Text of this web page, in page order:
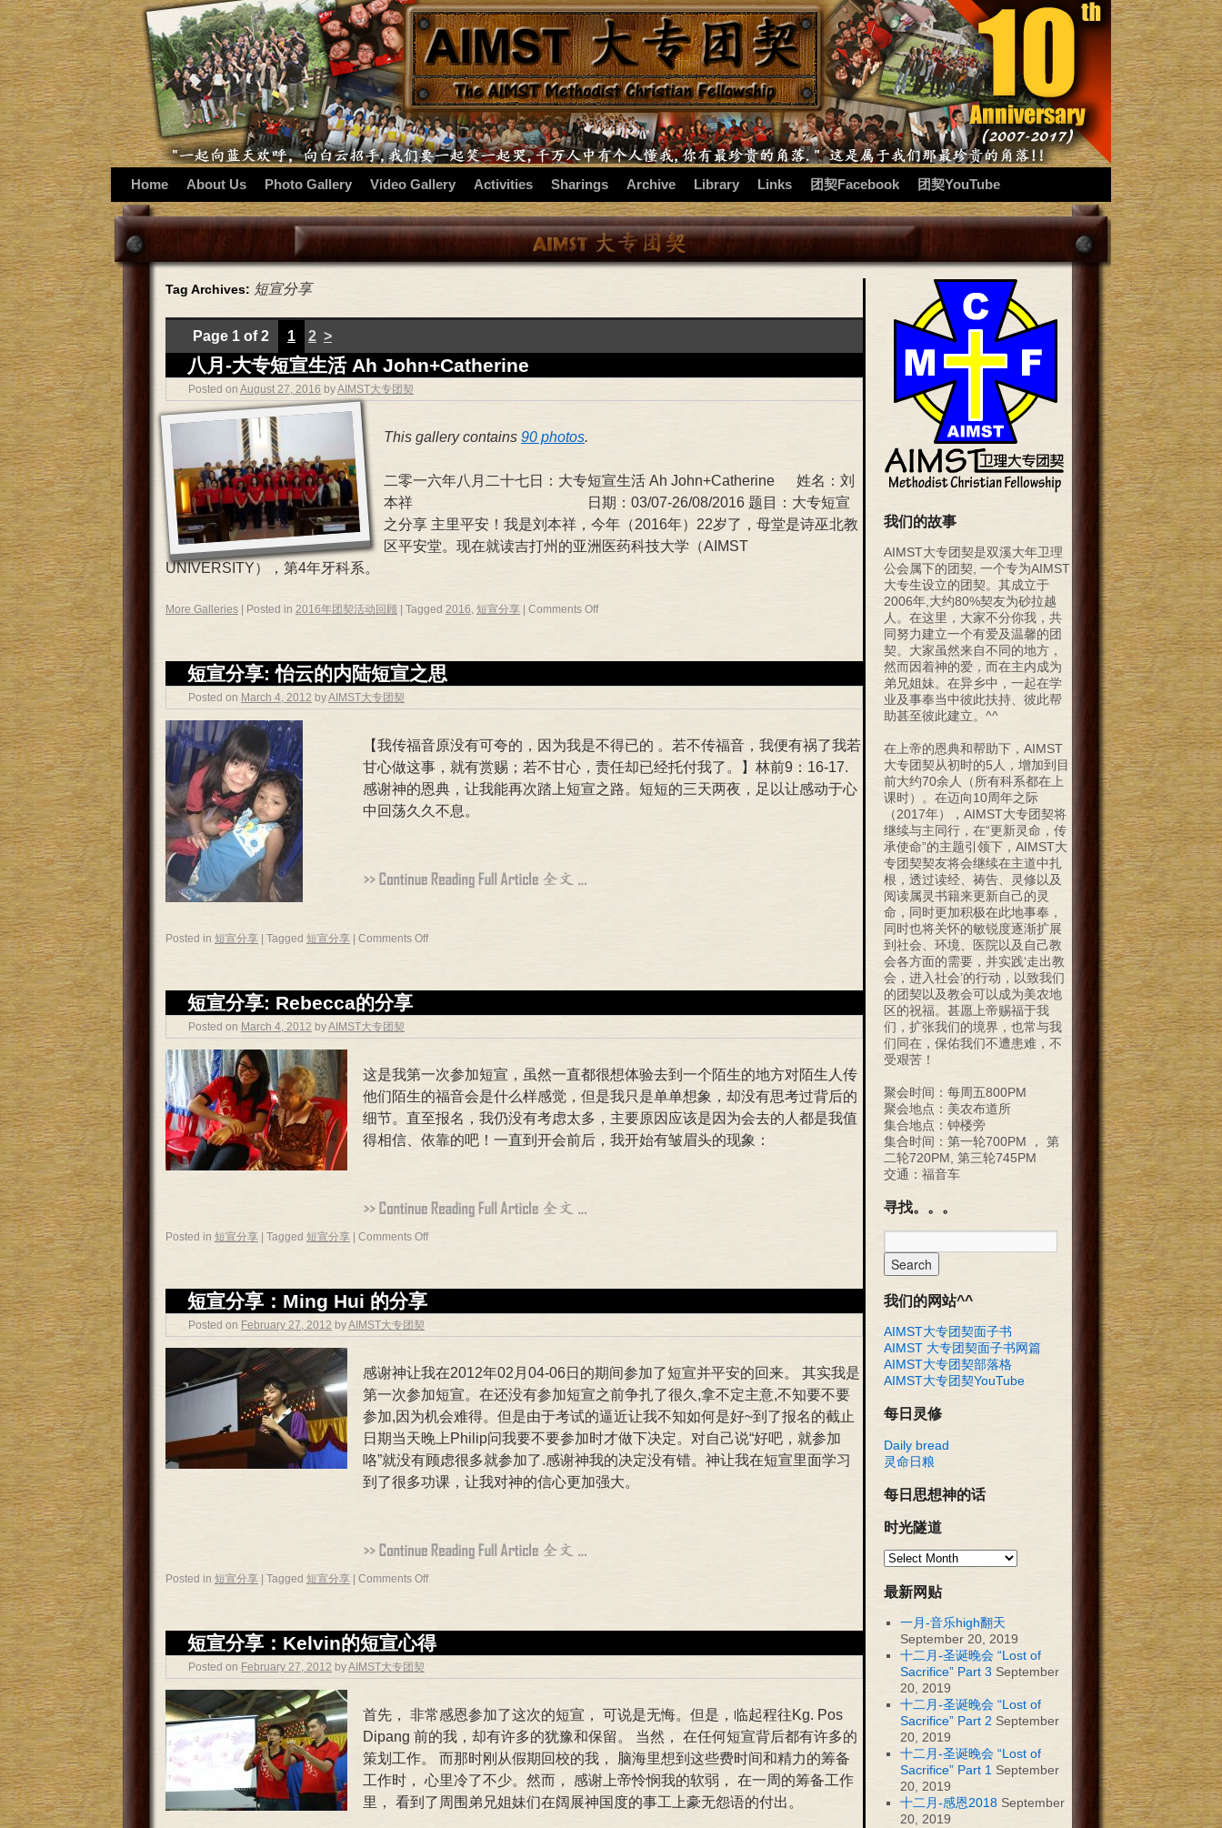
Home About Us Photo Gallery Video Gallery Activities Sharings Archive Library Links 团契Facebook 团契YouTube
Tag Archives: 短宣分享
Page 1 of 2 1 2 >
八月-大专短宣生活 Ah John+Catherine
Posted on August 27, 2016 byAIMST大专团契
This gallery contains 90 photos.
二零一六年八月二十七日：大专短宣生活 Ah John+Catherine 姓名：刘
本祥 日期：03/07-26/08/2016 题目：大专短宣
之分享 主里平安！我是刘本祥，今年（2016年）22岁了，母堂是诗巫北教
区平安堂。现在就读吉打州的亚洲医药科技大学（AIMST
UNIVERSITY），第4年牙科系。
More Galleries Posted in 2016年团契活动回顾 Tagged 2016, 短宣分享 Comments Off
短宣分享: 怡云的内陆短宣之思
Posted on March 4, 2012 byAIMST大专团契
【我传福音原没有可夸的，因为我是不得已的 。若不传福音，我便有祸了我若
甘心做这事，就有赏赐；若不甘心，责任却已经托付我了。】林前9：16-17.
感谢神的恩典，让我能再次踏上短宣之路。短短的三天两夜，足以让感动于心
中回荡久久不息。
Posted in 短宣分享 Tagged 短宣分享 Comments Off
短宣分享: Rebecca的分享
Posted on March 4, 2012 byAIMST大专团契
这是我第一次参加短宣，虽然一直都很想体验去到一个陌生的地方对陌生人传
他们陌生的福音会是什么样感觉，但是我只是单单想象，却没有思考过背后的
细节。直至报名，我仍没有考虑太多，主要原因应该是因为会去的人都是我值
得相信、依靠的吧！一直到开会前后，我开始有皱眉头的现象：
Posted in 短宣分享 Tagged 短宣分享 Comments Off
短宣分享：Ming Hui 的分享
Posted on February 27, 2012 byAIMST大专团契
感谢神让我在2012年02月04-06日的期间参加了短宣并平安的回来。 其实我是
第一次参加短宣。在还没有参加短宣之前争扎了很久,拿不定主意,不知要不要
参加,因为机会难得。但是由于考试的逼近让我不知如何是好~到了报名的截止
日期当天晚上Philip问我要不要参加时才做下决定。对自己说“好吧，就参加
咯”就没有顾虑很多就参加了.感谢神我的决定没有错。神让我在短宣里面学习
到了很多功课，让我对神的信心更加强大。
Posted in 短宣分享 Tagged 短宣分享 Comments Off
短宣分享：Kelvin的短宣心得
Posted on February 27, 2012 byAIMST大专团契
首先， 非常感恩参加了这次的短宣， 可说是无悔。但是，临起程往Kg. Pos
Dipang 前的我，却有许多的犹豫和保留。 当然， 在任何短宣背后都有许多的
策划工作。 而那时刚从假期回校的我， 脑海里想到这些费时间和精力的筹备
工作时， 心里冷了不少。然而， 感谢上帝怜悯我的软弱， 在一周的筹备工作
里， 看到了周围弟兄姐妹们在阔展神国度的事工上豪无怨语的付出。
我们的故事
AIMST大专团契是双溪大年卫理
公会属下的团契, 一个专为AIMST
大专生设立的团契。其成立于
2006年,大约80%契友为砂拉越
人。在这里，大家不分你我，共
同努力建立一个有爱及温馨的团
契。大家虽然来自不同的地方，
然而因着神的爱，而在主内成为
弟兄姐妹。在异乡中，一起在学
业及事奉当中彼此扶持、彼此帮
助甚至彼此建立。^^
在上帝的恩典和帮助下，AIMST
大专团契从初时的5人，增加到目
前大约70余人（所有科系都在上
课时）。在迈向10周年之际
（2017年），AIMST大专团契将
继续与主同行，在“更新灵命，传
承使命”的主题引领下，AIMST大
专团契契友将会继续在主道中扎
根，透过读经、祷告、灵修以及
阅读属灵书籍来更新自己的灵
命，同时更加积极在此地事奉，
同时也将关怀的敏锐度逐渐扩展
到社会、环境、医院以及自己教
会各方面的需要，并实践‘走出教
会，进入社会’的行动，以致我们
的团契以及教会可以成为美农地
区的祝福。甚愿上帝赐福于我
们，扩张我们的境界，也常与我
们同在，保佑我们不遭患难，不
受艰苦！
聚会时间：每周五800PM
聚会地点：美农布道所
集合地点：钟楼旁
集合时间：第一轮700PM ， 第
二轮720PM, 第三轮745PM
交通：福音车
寻找。。。
我们的网站^^
AIMST大专团契面子书
AIMST 大专团契面子书网篇
AIMST大专团契部落格
AIMST大专团契YouTube
每日灵修
Daily bread
灵命日粮
每日思想神的话
时光隧道
最新网贴
一月-音乐high翻天
September 20, 2019
十二月-圣诞晚会 “Lost of
Sacrifice” Part 3 September
20, 2019
十二月-圣诞晚会 “Lost of
Sacrifice” Part 2 September
20, 2019
十二月-圣诞晚会 “Lost of
Sacrifice” Part 1 September
20, 2019
十二月-感恩2018 September
20, 2019